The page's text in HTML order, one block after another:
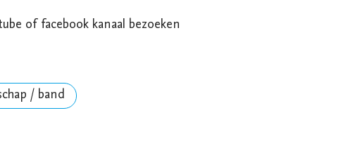
of facebook kanaal bezoeken
/ band